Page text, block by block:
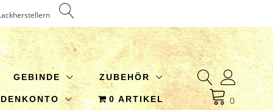
GEBINDE ZUBEHÖR
0 ARTIKEL 0